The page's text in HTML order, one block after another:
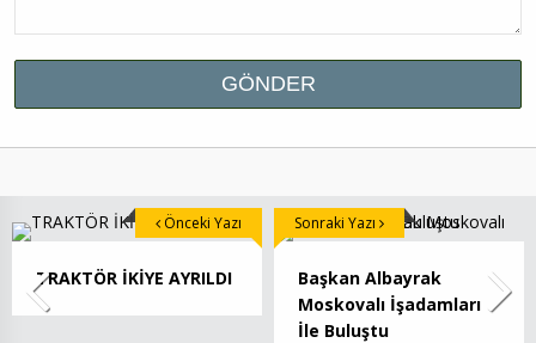
TRAKTÖR İKİYE AYRILDI
Önceki Yazı
Başkan Albayrak
Moskovalı İşadamları
İle Buluştu
Sonraki Yazı